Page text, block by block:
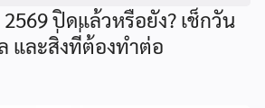
ปิดแล้วหรือยัง? เช็กวัน
และสิ่งที่ต้องทำต่อ